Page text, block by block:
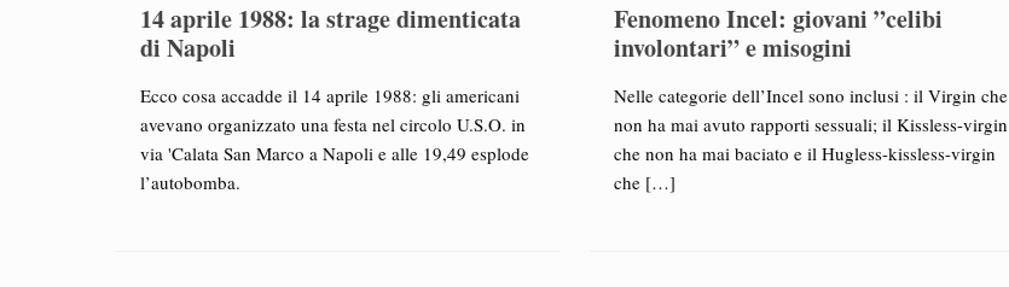
14 aprile 1988: la strage dimenticata
di Napoli
Ecco cosa accadde il 14 aprile 1988: gli americani
avevano organizzato una festa nel circolo U.S.O. in
via 'Calata San Marco a Napoli e alle 19,49 esplode
l’autobomba.
Fenomeno Incel: giovani ”celibi
involontari” e misogini
Nelle categorie dell’Incel sono inclusi : il Virgin che
non ha mai avuto rapporti sessuali; il Kissless-virgin
che non ha mai baciato e il Hugless-kissless-virgin
che[…]